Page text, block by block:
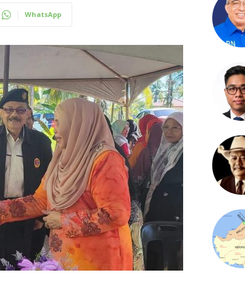
WhatsApp